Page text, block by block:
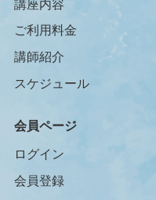
講座内容
ご利用料金
講師紹介
スケジュール
会員ページ
ログイン
会員登録